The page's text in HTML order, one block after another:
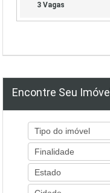
3 Vagas
Encontre Seu Imóvel